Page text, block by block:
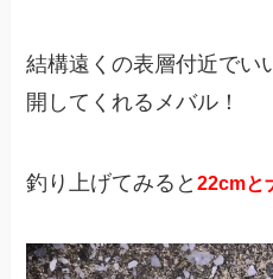
結構遠くの表層付近でい
開してくれるメバル！
釣り上げてみると22cmと